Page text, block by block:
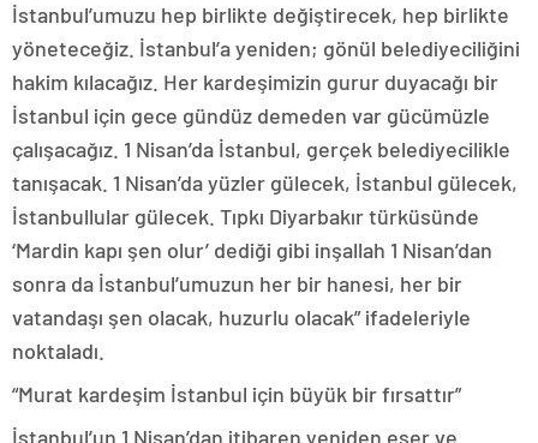
İstanbul’umuzu hep birlikte değiştirecek, hep birlikte
yöneteceğiz. İstanbul’a yeniden; gönül belediyeciliğini
hakim kılacağız. Her kardeşimizin gurur duyacağı bir
İstanbul için gece gündüz demeden var gücümüzle
çalışacağız. 1 Nisan’da İstanbul, gerçek belediyecilikle
tanışacak. 1 Nisan’da yüzler gülecek, İstanbul gülecek,
İstanbullular gülecek. Tıpkı Diyarbakır türküsünde
‘Mardin kapı şen olur’ dediği gibi inşallah 1 Nisan’dan
sonra da İstanbul’umuzun her bir hanesi, her bir
vatandaşı şen olacak, huzurlu olacak” ifadeleriyle
noktaladı.
“Murat kardeşim İstanbul için büyük bir fırsattır”
İstanbul’un 1 Nisan’dan itibaren yeniden eser ve